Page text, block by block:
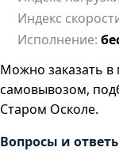
Индекс
Исполнение:
Можно заказать
самовывозом,
Старом Осколе.
Вопросы и